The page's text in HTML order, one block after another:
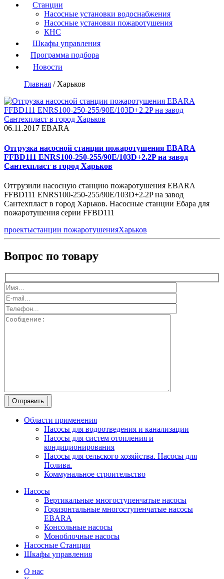
Станции
Насосные установки водоснабжения
Насосные установки пожаротушения
КНС
Шкафы управления
Программа подбора
Новости
Главная /Харьков
06.11.2017 EBARA
Отгрузка насосной станции пожаротушения EBARA
FFBD111 ENRS100-250-255/90E/103D+2.2P на завод
Сантехпласт в город Харьков
Отгрузили насосную станцию пожаротушения EBARA
FFBD111 ENRS100-250-255/90E/103D+2.2P на завод
Сантехпласт в город Харьков. Насосные станции Ебара для
пожаротушения серии FFBD111
проектыстанции пожаротушенияХарьков
Вопрос по товару
Области применения
Насосы для водоотведения и канализации
Насосы для систем отопления и
кондиционирования
Насосы для сельского хозяйства. Насосы для
Полива.
Коммунальное строительство
Насосы
Вертикальные многоступенчатые насосы
Горизонтальные многоступенчатые насосы
EBARA
Консольные насосы
Моноблочные насосы
Насосные Станции
Шкафы управления
О нас